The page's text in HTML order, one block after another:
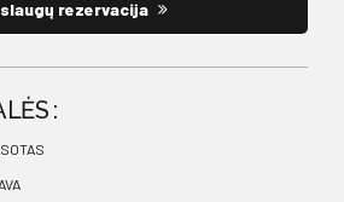
rezervacija
: